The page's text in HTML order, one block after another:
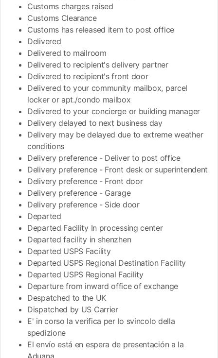
Customs charges raised
Customs Clearance
Customs has released item to post office
Delivered
Delivered to mailroom
Delivered to recipient's delivery partner
Delivered to recipient's front door
Delivered to your community mailbox, parcel
locker or apt./condo mailbox
Delivered to your concierge or building manager
Delivery delayed to next business day
Delivery may be delayed due to extreme weather
conditions
Delivery preference - Deliver to post office
Delivery preference - Front desk or superintendent
Delivery preference - Front door
Delivery preference - Garage
Delivery preference - Side door
Departed
Departed Facility In processing center
Departed facility in shenzhen
Departed USPS Facility
Departed USPS Regional Destination Facility
Departed USPS Regional Facility
Departure from inward office of exchange
Despatched to the UK
Dispatched by US Carrier
E' in corso la verifica per lo svincolo della
spedizione
El envío está en espera de presentación a la
Aduana